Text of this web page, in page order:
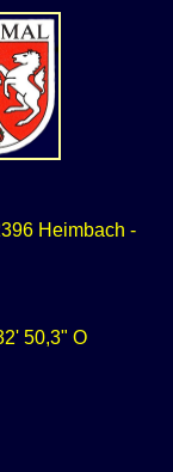
Heimbach -
50,3" O